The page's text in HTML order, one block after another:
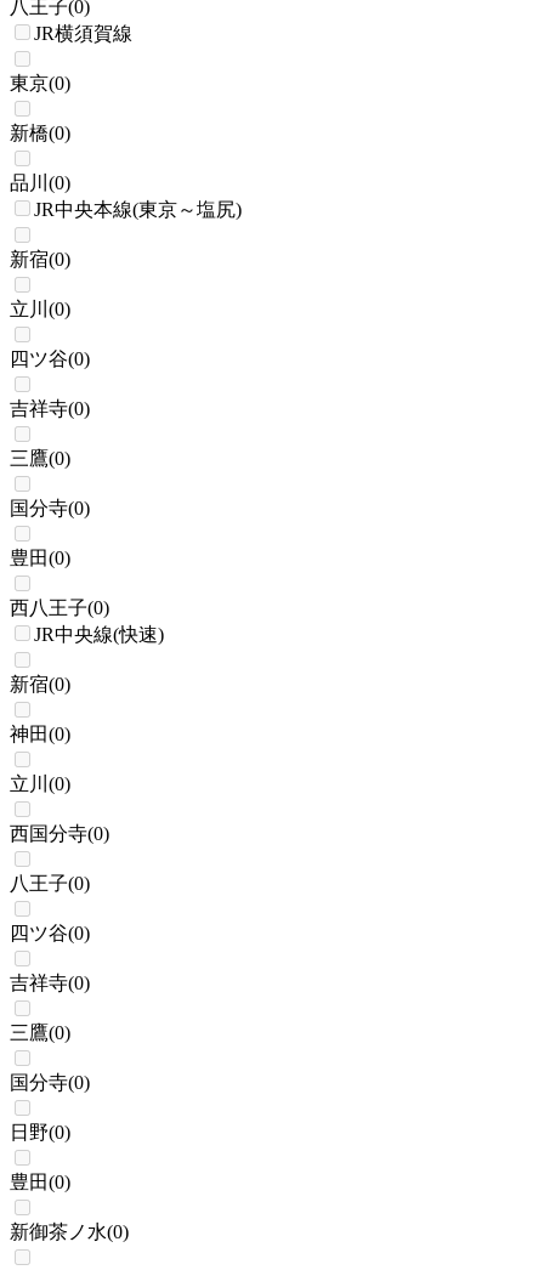
八王子(0)
JR横須賀線
東京(0)
新橋(0)
品川 (0)
JR中央本線(東京～塩尻)
新宿(0)
立川 (0)
四ツ谷(0)
吉祥寺(0)
三鷹(0)
国分寺(0)
豊田(0)
西八王子(0)
JR中央線(快速)
新宿(0)
神田(0)
立川 (0)
西国分寺(0)
八王子(0)
四ツ谷(0)
吉祥寺(0)
三鷹(0)
国分寺(0)
日野(0)
豊田(0)
新御茶ノ水(0)